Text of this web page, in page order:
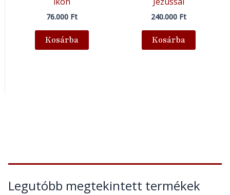
Legutóbb megtekintett termékek
76.000 Ft
Kosárba
240.000 Ft
Kosárba